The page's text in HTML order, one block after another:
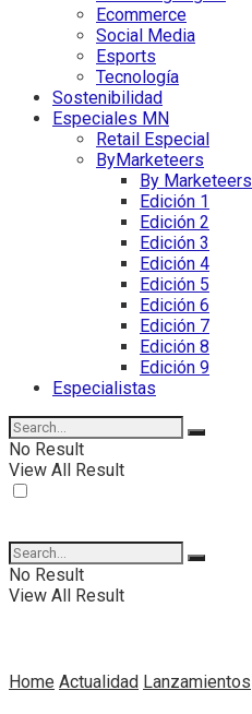
Ecommerce
Social Media
Esports
Tecnología
Sostenibilidad
Especiales MN
Retail Especial
ByMarketeers
By Marketeers
Edición 1
Edición 2
Edición 3
Edición 4
Edición 5
Edición 6
Edición 7
Edición 8
Edición 9
Especialistas
No Result
View All Result
No Result
View All Result
Home Actualidad Lanzamientos